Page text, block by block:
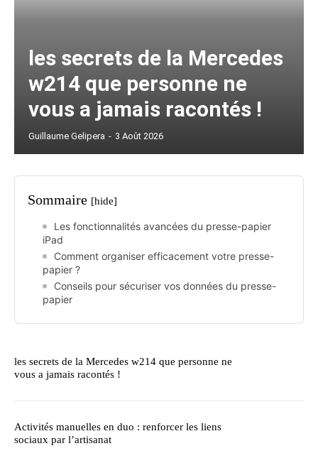
les secrets de la Mercedes
w214 que personne ne
vous a jamais racontés !
Guillaume Gelipera - 3 Août 2026
Sommaire [hide]
Les fonctionnalités avancées du presse-papier
iPad
Comment organiser efficacement votre presse-
papier ?
Conseils pour sécuriser vos données du presse-
papier
les secrets de la Mercedes w214 que personne ne
vous a jamais racontés !
Activités manuelles en duo : renforcer les liens
sociaux par l’artisanat